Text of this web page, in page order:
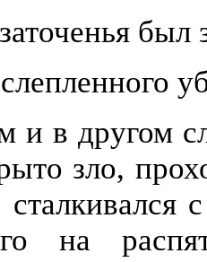
был
и в другом
зло,
сталкивался
на